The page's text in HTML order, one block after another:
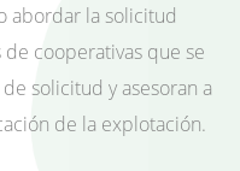
abordar la solicitud
cooperativas que se
solicitud y asesoran a
de la explotación.